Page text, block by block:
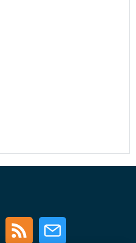
InstagramRSS Newsletter